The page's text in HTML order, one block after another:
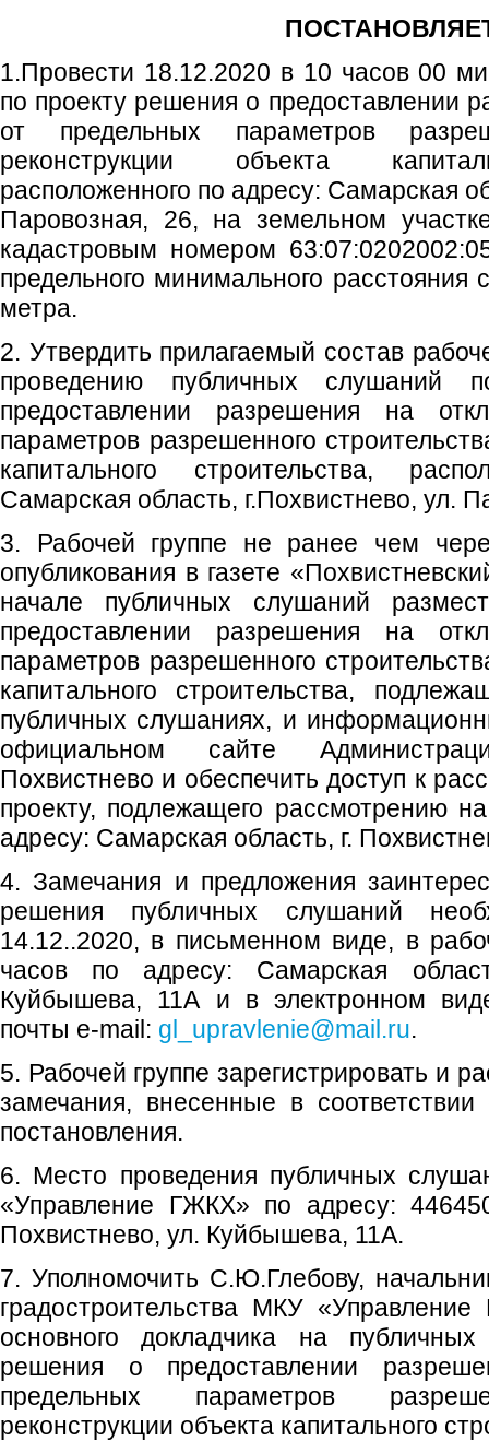
1.Провести 18.12.2020 в 10 часов 00
по проекту решения о предоставлении
от предельных параметров
реконструкции объекта
расположенного по адресу: Самарская
Паровозная, 26, на земельном
кадастровым номером
предельного минимального расстояния
метра.
2. Утвердить прилагаемый состав
проведению публичных слушаний
предоставлении разрешения на
параметров разрешенного
капитального строительства,
Самарская область, г.Похвистнево, ул.
3. Рабочей группе не ранее чем
опубликования в газете
начале публичных слушаний
предоставлении разрешения на
параметров разрешенного
капитального строительства,
публичных слушаниях, и
официальном сайте
Похвистнево и обеспечить доступ к
проекту, подлежащего рассмотрению
адресу: Самарская область, г.
4. Замечания и предложения
решения публичных слушаний
14.12..2020, в письменном виде, в
часов по адресу: Самарская
Куйбышева, 11А и в электронном
почты e-mail: gl_upravlenie@mail.ru.
5. Рабочей группе зарегистрировать и
замечания, внесенные в
постановления.
6. Место проведения публичных
«Управление ГЖКХ» по адресу:
Похвистнево, ул. Куйбышева, 11А.
7. Уполномочить С.Ю.Глебову,
градостроительства МКУ
основного докладчика на
решения о предоставлении
предельных параметров
реконструкции объекта капитального